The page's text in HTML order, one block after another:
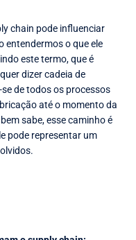
chain pode influenciar
entendermos o que ele
este termo, que é
dizer cadeia de
de todos os processos
até o momento da
sabe, esse caminho é
pode representar um